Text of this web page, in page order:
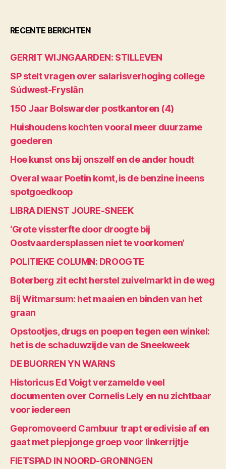
RECENTE BERICHTEN
GERRIT WIJNGAARDEN: STILLEVEN
SP stelt vragen over salarisverhoging college
Súdwest-Fryslân
150 Jaar Bolswarder postkantoren (4)
Huishoudens kochten vooral meer duurzame
goederen
Hoe kunst ons bij onszelf en de ander houdt
Overal waar Poetin komt, is de benzine ineens
spotgoedkoop
LIBRA DIENST JOURE-SNEEK
‘Grote vissterfte door droogte bij
Oostvaardersplassen niet te voorkomen’
POLITIEKE COLUMN: DROOGTE
Boterberg zit echt herstel zuivelmarkt in de weg
Bij Witmarsum: het maaien en binden van het
graan
Opstootjes, drugs en poepen tegen een winkel:
het is de schaduwzijde van de Sneekweek
DE BUORREN YN WARNS
Historicus Ed Voigt verzamelde veel
documenten over Cornelis Lely en nu zichtbaar
voor iedereen
Gepromoveerd Cambuur trapt eredivisie af en
gaat met piepjonge groep voor linkerrijtje
FIETSPAD IN NOORD-GRONINGEN